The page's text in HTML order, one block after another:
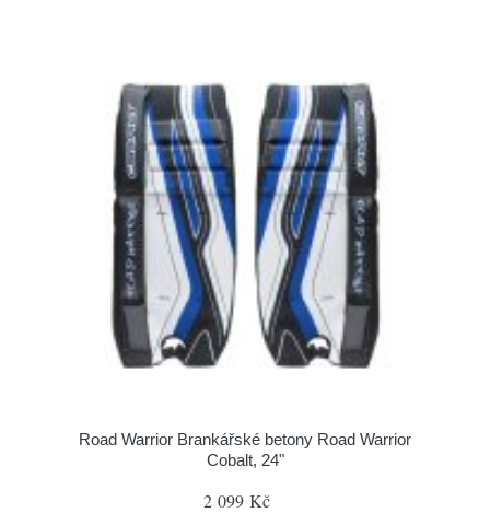
Road Warrior Brankářské betony Road Warrior
Cobalt, 24"
2 099 Kč